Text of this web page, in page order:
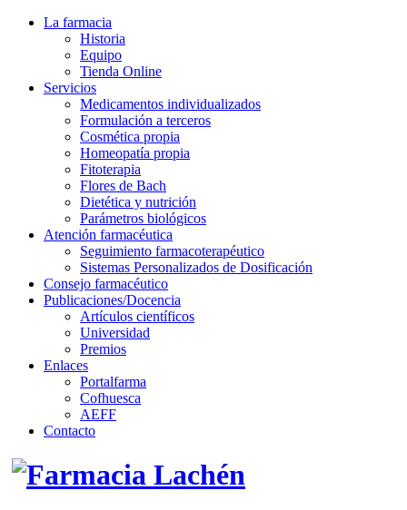
La farmacia
Historia
Equipo
Tienda Online
Servicios
Medicamentos individualizados
Formulación a terceros
Cosmética propia
Homeopatía propia
Fitoterapia
Flores de Bach
Dietética y nutrición
Parámetros biológicos
Atención farmacéutica
Seguimiento farmacoterapéutico
Sistemas Personalizados de Dosificación
Consejo farmacéutico
Publicaciones/Docencia
Artículos científicos
Universidad
Premios
Enlaces
Portalfarma
Cofhuesca
AEFF
Contacto